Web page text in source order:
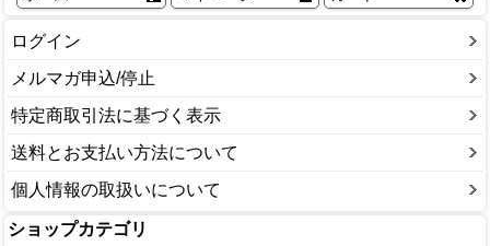
ログイン
メルマガ申込/停止
特定商取引法に基づく表示
送料とお支払い方法について
個人情報の取扱いについて
ショップカテゴリ